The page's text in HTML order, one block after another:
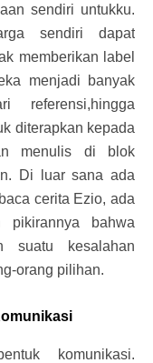
sendiri untukku.
sendiri dapat
memberikan label
menjadi banyak
referensi,hingga
diterapkan kepada
menulis di blok
Di luar sana ada
cerita Ezio, ada
bahwa
suatu kesalahan
orang pilihan.
komunikasi.